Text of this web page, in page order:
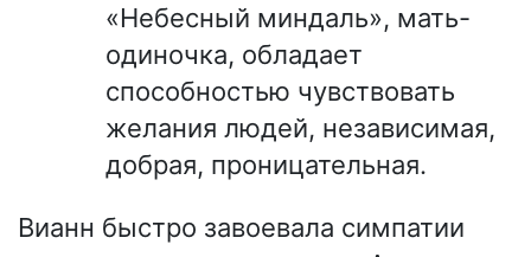
«Небесный миндаль», мать-
одиночка, обладает
способностью чувствовать
желания людей, независимая,
добрая, проницательная.
Вианн быстро завоевала симпатии